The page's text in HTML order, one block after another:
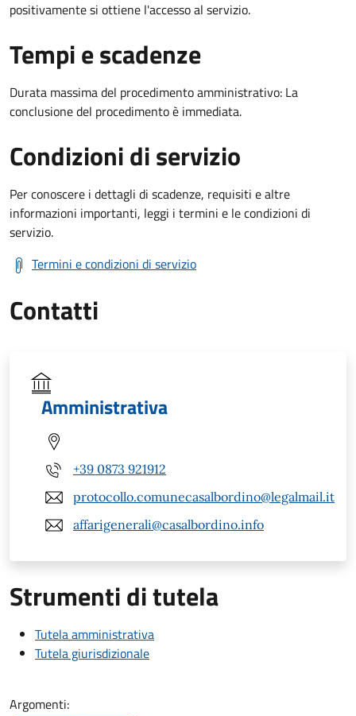
positivamente si ottiene l'accesso al servizio.
Tempi e scadenze
Durata massima del procedimento amministrativo: La
conclusione del procedimento è immediata.
Condizioni di servizio
Per conoscere i dettagli di scadenze, requisiti e altre
informazioni importanti, leggi i termini e le condizioni di
servizio.
Termini e condizioni di servizio
Contatti
Amministrativa
+39 0873 921912
protocollo.comunecasalbordino@legalmail.it
affarigenerali@casalbordino.info
Strumenti di tutela
Tutela amministrativa
Tutela giurisdizionale
Argomenti: